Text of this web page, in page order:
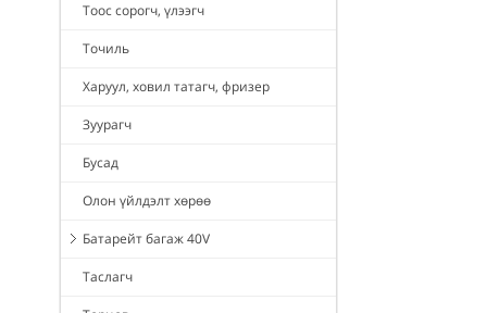
Тоос сорогч, үлээгч
Точиль
Харуул, ховил татагч, фризер
Зуурагч
Бусад
Олон үйлдэлт хөрөө
Батарейт багаж 40V
Таслагч